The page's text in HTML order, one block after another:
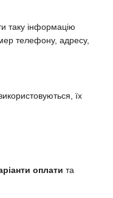
таку інформацію
телефону, адресу,
їх
оплати та